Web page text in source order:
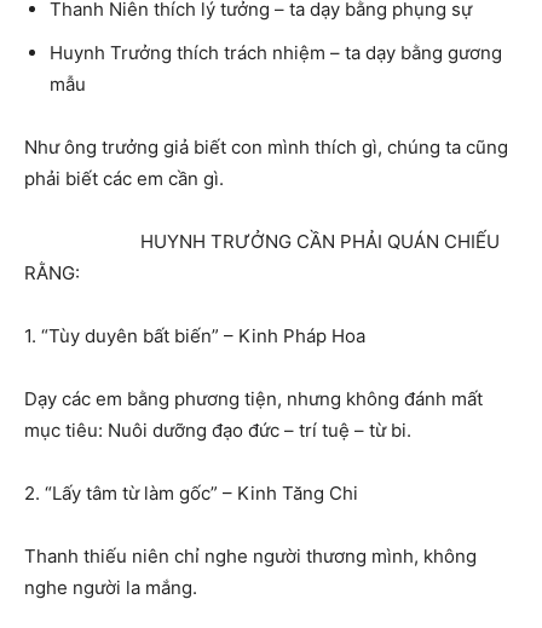
Thanh Niên thích lý tưởng – ta dạy bằng phụng sự
Huynh Trưởng thích trách nhiệm – ta dạy bằng gương
mẫu
Như ông trưởng giả biết con mình thích gì, chúng ta cũng
phải biết các em cần gì.
HUYNH TRƯỞNG CẦN PHẢI QUÁN CHIẾU
RẰNG:
1. “Tùy duyên bất biến” – Kinh Pháp Hoa
Dạy các em bằng phương tiện, nhưng không đánh mất
mục tiêu: Nuôi dưỡng đạo đức – trí tuệ – từ bi.
2. “Lấy tâm từ làm gốc” – Kinh Tăng Chi
Thanh thiếu niên chỉ nghe người thương mình, không
nghe người la mắng.